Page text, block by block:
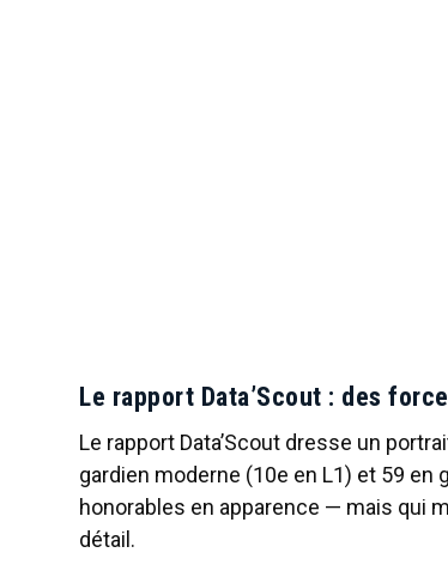
Le rapport Data’Scout : des
Le rapport Data’Scout dresse un
gardien moderne (10e en L1) et 59
honorables en apparence — mais qui
détail.